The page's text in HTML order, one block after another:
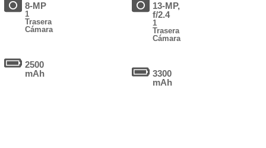
8-MP
1
Trasera
Cámara
2500
mAh
13-MP,
f/2.4
1
Trasera
Cámara
3300
mAh